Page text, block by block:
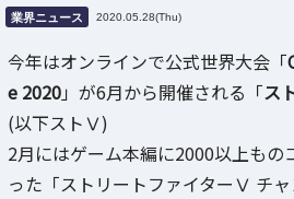
業界ニュース 2020.05.28(Thu)
今年はオンラインで公式世界大会「
e 2020」が6月から開催される「ス
(以下ストⅤ)
2月にはゲーム本編に2000以上もの
った「ストリートファイターⅤ チャ